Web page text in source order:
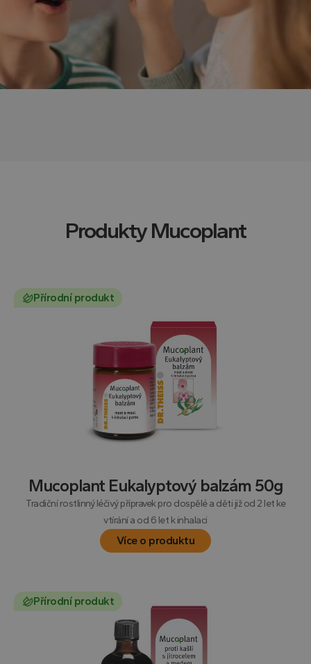
ProduktyMucoplant
Přírodní produkt
Mucoplant Eukalyptový balzám 50g
Tradiční rostlinný léčivý přípravek pro dospělé a děti již od 2 let ke
vtírání a od 6 let k inhalaci
Více o produktu
Přírodní produkt